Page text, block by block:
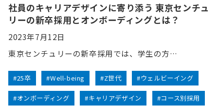
社員のキャリアデザインに寄り添う 東京センチュ
リーの新卒採用とオンボーディングとは？
2023年7月12日
東京センチュリーの新卒採用では、学生の方…
#25卒 #Well-being #Z世代 #ウェルビーイング
#オンボーディング #キャリアデザイン #コース別採用